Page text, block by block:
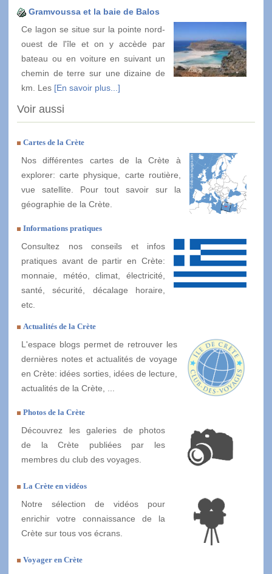
Gramvoussa et la baie de Balos
Ce lagon se situe sur la pointe nord-
ouest de l'île et on y accède par
bateau ou en voiture en suivant un
chemin de terre sur une dizaine de
km. Les [En savoir plus...]
Voir aussi
Cartes de la Crète
Nos différentes cartes de la Crète à
explorer: carte physique, carte routière,
vue satellite. Pour tout savoir sur la
géographie de la Crète.
Informations pratiques
Consultez nos conseils et infos
pratiques avant de partir en Crète:
monnaie, météo, climat, électricité,
santé, sécurité, décalage horaire,
etc.
Actualités de la Crète
L'espace blogs permet de retrouver les
dernières notes et actualités de voyage
en Crète: idées sorties, idées de lecture,
actualités de la Crète, ...
Photos de la Crète
Découvrez les galeries de photos
de la Crète publiées par les
membres du club des voyages.
La Crète en vidéos
Notre sélection de vidéos pour
enrichir votre connaissance de la
Crète sur tous vos écrans.
Voyager en Crète